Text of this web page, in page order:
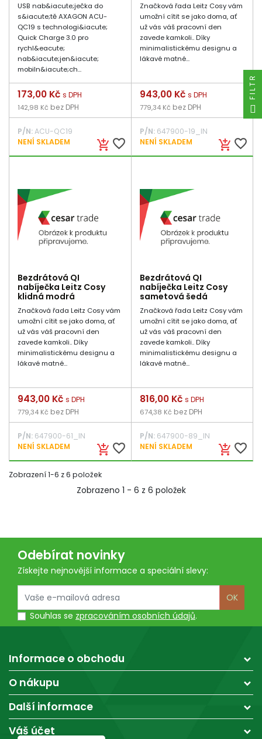
USB nab&iacute;ječka do
s&iacute;tě AXAGON ACU-
QC19 s technologi&iacute;
Quick Charge 3.0 pro
rychl&eacute;
nab&iacute;jen&iacute;
mobiln&iacute;ch...
add_shopping_cart favorite_border
Cena
173,00 Kč s DPH
142,98 Kč bez DPH
P/N:ACU-QC19
NENÍ SKLADEM
Značková řada Leitz Cosy vám
umožní cítit se jako doma, ať
už vás váš pracovní den
zavede kamkoli.. Díky
minimalistickému designu a
lákavé matné...
add_shopping_cart favorite_border
Cena
943,00 Kč s DPH
779,34 Kč bez DPH
P/N:647900-19_IN
NENÍ SKLADEM
Bezdrátová QI
nabíječka Leitz Cosy
klidná modrá
Značková řada Leitz Cosy vám
umožní cítit se jako doma, ať
už vás váš pracovní den
zavede kamkoli.. Díky
minimalistickému designu a
lákavé matné...
add_shopping_cart favorite_border
Cena
943,00 Kč s DPH
779,34 Kč bez DPH
P/N: 647900-61_IN
NENÍ SKLADEM
Bezdrátová QI
nabíječka Leitz Cosy
sametová šedá
Značková řada Leitz Cosy vám
umožní cítit se jako doma, ať
už vás váš pracovní den
zavede kamkoli.. Díky
minimalistickému designu a
lákavé matné...
add_shopping_cart favorite_border
Cena
816,00 Kč s DPH
674,38 Kč bez DPH
P/N:647900-89_IN
NENÍ SKLADEM
Zobrazení 1-6 z 6 položek
Zobrazeno 1 - 6 z 6 položek
Odebírat novinky
Získejte nejnovější informace a speciální slevy:
OK
Souhlas se zpracováním osobních údajů.
Informace o obchodu
O nákupu
Další informace
Váš účet
FILTR